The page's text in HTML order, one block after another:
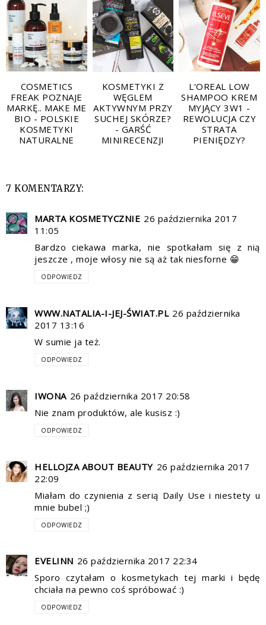
COSMETICS
FREAK POZNAJE
MARKĘ.. MAKE ME
BIO - POLSKIE
KOSMETYKI
NATURALNE
KOSMETYKI Z
WĘGLEM
AKTYWNYM PRZY
SUCHEJ SKÓRZE?
- GARŚĆ
MINIRECENZJI
L'OREAL LOW
SHAMPOO KREM
MYJĄCY 3W1 -
REWOLUCJA CZY
STRATA
PIENIĘDZY?
7 KOMENTARZY:
MARTA KOSMETYCZNIE 26 października 2017
11:05
Bardzo ciekawa marka, nie spotkałam się z nią
jeszcze , moje włosy nie są aż tak niesforne 😁
ODPOWIEDZ
WWW.NATALIA-I-JEJ-ŚWIAT.PL 26 października
2017 13:16
W sumie ja też.
ODPOWIEDZ
IWONA 26 października 2017 20:58
Nie znam produktów, ale kusisz :)
ODPOWIEDZ
HELLOJZA ABOUT BEAUTY 26 października 2017
22:09
Miałam do czynienia z serią Daily Use i niestety u
mnie bubel ;)
ODPOWIEDZ
EVELINN 26 października 2017 22:34
Sporo czytałam o kosmetykach tej marki i będę
chciała na pewno coś spróbować :)
ODPOWIEDZ